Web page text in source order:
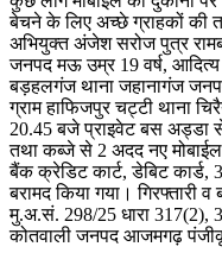
बेचने के लिए अच्छे ग्राहकों की
अभियुक्त अंजेश सरोज पुत्र
जनपद मऊ उम्र 19 वर्ष,
बड़हलगंज थाना जहानागंज
ग्राम हाफिजपुर चट्टी थाना
20.45 बजे प्राइवेट बस अड्डा
तथा कब्जे से 2 अदद नए
बैंक क्रेडिट कार्ट, डेबिट
बरामद किया गया। गिरफ्तारी
मु.अ.सं. 298/25 धारा 317(2),
कोतवाली जनपद आजमगढ़